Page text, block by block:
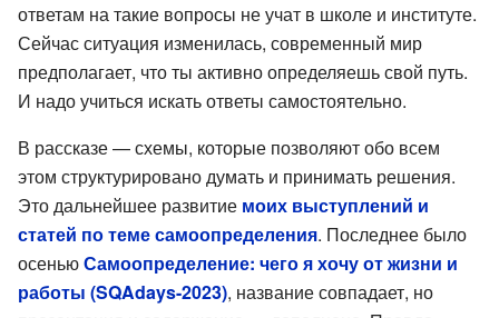
ответам на такие вопросы не учат в школе и институте.
Сейчас ситуация изменилась, современный мир
предполагает, что ты активно определяешь свой путь.
И надо учиться искать ответы самостоятельно.
В рассказе — схемы, которые позволяют обо всем
этом структурировано думать и принимать решения.
Это дальнейшее развитие моих выступлений и
статей по теме самоопределения. Последнее было
осеньюСамоопределение: чего я хочу от жизни и
работы (SQAdays-2023), название совпадает, но